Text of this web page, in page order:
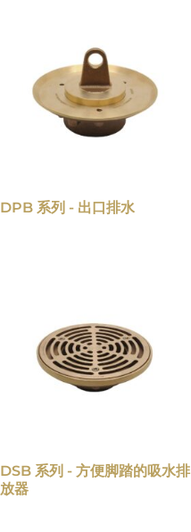
DPB 系列 - 出口排水
DSB 系列 - 方便脚踏的吸水排
放器